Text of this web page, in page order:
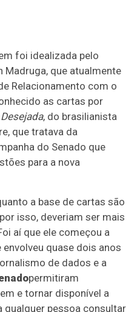
foi idealizada pelo
Madruga, que atualmente
Relacionamento com o
as cartas por
, do brasilianista
que tratava da
do Senado que
para a nova
a base de cartas são
isso, deveriam ser mais
aí que ele começou a
quase dois anos
de dados e a
permitiram
e tornar disponível a
qualquer pessoa consultar